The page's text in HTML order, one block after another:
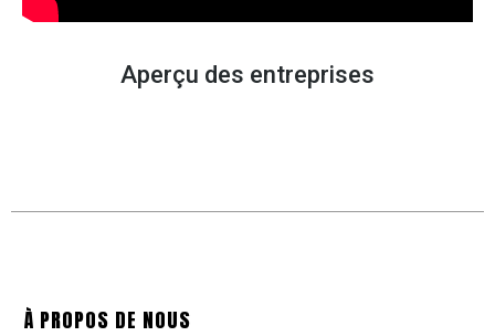
Aperçu des entreprises
À PROPOS DE NOUS